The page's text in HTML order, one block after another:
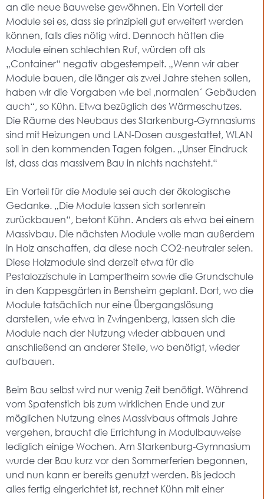
an die neue Bauweise gewöhnen. Ein Vorteil der
Module sei es, dass sie prinzipiell gut erweitert werden
können, falls dies nötig wird. Dennoch hätten die
Module einen schlechten Ruf, würden oft als
„Container“ negativ abgestempelt. „Wenn wir aber
Module bauen, die länger als zwei Jahre stehen sollen,
haben wir die Vorgaben wie bei ,normalen´ Gebäuden
auch“, so Kühn. Etwa bezüglich des Wärmeschutzes.
Die Räume des Neubaus des Starkenburg-Gymnasiums
sind mit Heizungen und LAN-Dosen ausgestattet, WLAN
soll in den kommenden Tagen folgen. „Unser Eindruck
ist, dass das massivem Bau in nichts nachsteht.“
Ein Vorteil für die Module sei auch der ökologische
Gedanke. „Die Module lassen sich sortenrein
zurückbauen“, betont Kühn. Anders als etwa bei einem
Massivbau. Die nächsten Module wolle man außerdem
in Holz anschaffen, da diese noch CO2-neutraler seien.
Diese Holzmodule sind derzeit etwa für die
Pestalozzischule in Lampertheim sowie die Grundschule
in den Kappesgärten in Bensheim geplant. Dort, wo die
Module tatsächlich nur eine Übergangslösung
darstellen, wie etwa in Zwingenberg, lassen sich die
Module nach der Nutzung wieder abbauen und
anschließend an anderer Stelle, wo benötigt, wieder
aufbauen.
Beim Bau selbst wird nur wenig Zeit benötigt. Während
vom Spatenstich bis zum wirklichen Ende und zur
möglichen Nutzung eines Massivbaus oftmals Jahre
vergehen, braucht die Errichtung in Modulbauweise
lediglich einige Wochen. Am Starkenburg-Gymnasium
wurde der Bau kurz vor den Sommerferien begonnen,
und nun kann er bereits genutzt werden. Bis jedoch
alles fertig eingerichtet ist, rechnet Kühn mit einer